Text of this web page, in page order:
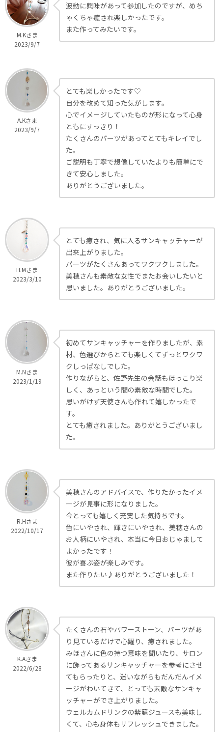
M.Kさま
2023/9/7
波動に興味があって参加したのですが、めち
ゃくちゃ癒され楽しかったです。
また作ってみたいです。
A.Kさま
2023/9/7
とても楽しかったです♡
自分を改めて知った気がします。
心でイメージしていたものが形になって心身
ともにすっきり！
たくさんのパーツがあってとてもキレイでし
た。
ご説明も丁寧で想像していたよりも簡単にで
きて安心しました。
ありがとうございました。
H.Mさま
2023/3/10
とても癒され、気に入るサンキャッチャーが
出来上がりました。
パーツがたくさんあってワクワクしました。
美穂さんも素敵な女性でまたお会いしたいと
思いました。ありがとうございました。
M.Nさま
2023/1/19
初めてサンキャッチャーを作りましたが、素
材、色選びからとても楽しくてずっとワクワ
クしっぱなしでした。
作りながらと、佐野先生の会話もほっこり楽
しく、あっという間の素敵な時間でした。
思いがけず天使さんも作れて嬉しかったで
す。
とても癒されました。ありがとうございまし
た。
R.Hさま
2022/10/17
美穂さんのアドバイスで、作りたかったイメ
ージが見事に形になりました。
今とっても嬉しく充実した気持ちです。
色にいやされ、輝きにいやされ、美穂さんの
お人柄にいやされ、本当に今日おじゃまして
よかったです！
彼が喜ぶ姿が楽しみです。
また作りたい♪ありがとうございました！
K.Aさま
2022/6/28
たくさんの石やパワーストーン、パーツがあ
り見ているだけで心躍り、癒されました。
みほさんに色の持つ意味を聞いたり、サロン
に飾ってあるサンキャッチャーを参考にさせ
てもらったりと、迷いながらもだんだんイメ
ージがわいてきて、とっても素敵なサンキャ
ッチャーができ上がりました。
ウェルカムドリンクの紫蘇ジュースも美味し
くて、心も身体もリフレッシュできました。